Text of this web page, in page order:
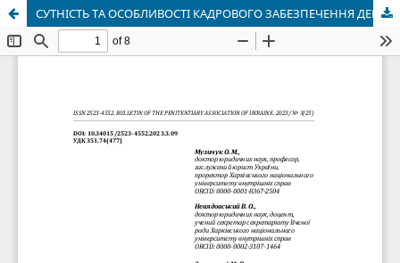
СУТНІСТЬ ТА ОСОБЛИВОСТІ КАДРОВОГО ЗАБЕЗПЕЧЕННЯ ДЕРЖАВНОЇ МИТНОЇ СЛУЖБИ УКРАЇНИ